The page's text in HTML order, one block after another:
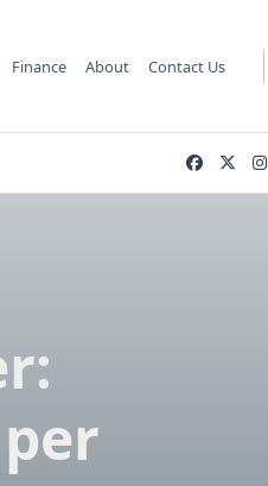
Finance About Contact Us